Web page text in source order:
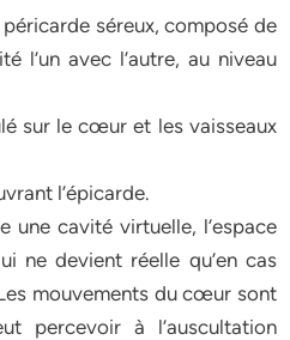
séreux, composé de
l’un avec l’autre, au niveau
sur le cœur et les vaisseaux
l’épicarde.
une cavité virtuelle, l’espace
ne devient réelle qu’en cas
mouvements du cœur sont
percevoir à l’auscultation